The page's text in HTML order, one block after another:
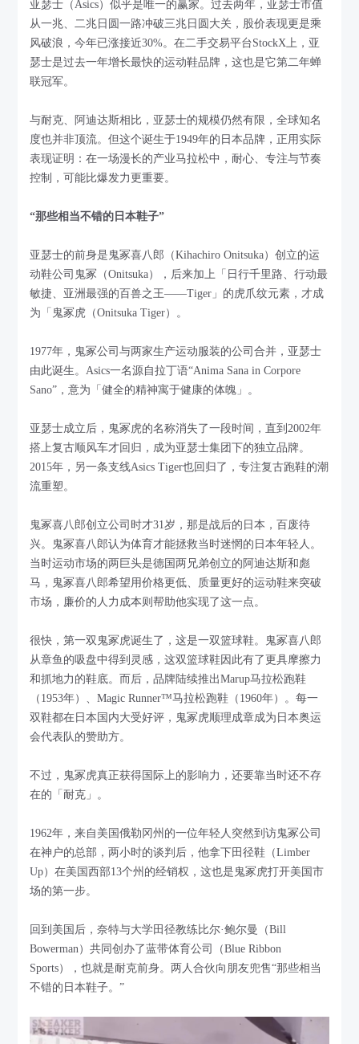
亚瑟士（Asics）似乎是唯一的赢家。过去两年，亚瑟士市值
从一兆、二兆日圆一路冲破三兆日圆大关，股价表现更是乘
风破浪，今年已涨接近30%。在二手交易平台StockX上，亚
瑟士是过去一年增长最快的运动鞋品牌，这也是它第二年蝉
联冠军。
与耐克、阿迪达斯相比，亚瑟士的规模仍然有限，全球知名
度也并非顶流。但这个诞生于1949年的日本品牌，正用实际
表现证明：在一场漫长的产业马拉松中，耐心、专注与节奏
控制，可能比爆发力更重要。
“那些相当不错的日本鞋子”
亚瑟士的前身是鬼冢喜八郎（Kihachiro Onitsuka）创立的运
动鞋公司鬼冢（Onitsuka），后来加上「日行千里路、行动最
敏捷、亚洲最强的百兽之王——Tiger」的虎爪纹元素，才成
为「鬼冢虎（Onitsuka Tiger）。
1977年，鬼冢公司与两家生产运动服装的公司合并，亚瑟士
由此诞生。Asics一名源自拉丁语“Anima Sana in Corpore
Sano”，意为「健全的精神寓于健康的体魄」。
亚瑟士成立后，鬼冢虎的名称消失了一段时间，直到2002年
搭上复古顺风车才回归，成为亚瑟士集团下的独立品牌。
2015年，另一条支线Asics Tiger也回归了，专注复古跑鞋的潮
流重塑。
鬼冢喜八郎创立公司时才31岁，那是战后的日本，百废待
兴。鬼冢喜八郎认为体育才能拯救当时迷惘的日本年轻人。
当时运动市场的两巨头是德国两兄弟创立的阿迪达斯和彪
马，鬼冢喜八郎希望用价格更低、质量更好的运动鞋来突破
市场，廉价的人力成本则帮助他实现了这一点。
很快，第一双鬼冢虎诞生了，这是一双篮球鞋。鬼冢喜八郎
从章鱼的吸盘中得到灵感，这双篮球鞋因此有了更具摩擦力
和抓地力的鞋底。而后，品牌陆续推出Marup马拉松跑鞋
（1953年）、Magic Runner™马拉松跑鞋（1960年）。每一
双鞋都在日本国内大受好评，鬼冢虎顺理成章成为日本奥运
会代表队的赞助方。
不过，鬼冢虎真正获得国际上的影响力，还要靠当时还不存
在的「耐克」。
1962年，来自美国俄勒冈州的一位年轻人突然到访鬼冢公司
在神户的总部，两小时的谈判后，他拿下田径鞋（Limber
Up）在美国西部13个州的经销权，这也是鬼冢虎打开美国市
场的第一步。
回到美国后，奈特与大学田径教练比尔·鲍尔曼（Bill
Bowerman）共同创办了蓝带体育公司（Blue Ribbon
Sports），也就是耐克前身。两人合伙向朋友兜售“那些相当
不错的日本鞋子。”